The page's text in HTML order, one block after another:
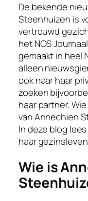
De bekende
Steenhuizen is
vertrouwd
het NOS
gemaakt in heel
alleen
ook naar haar
zoeken
haar partner.
van Annechien
In deze blog
haar
Wie is